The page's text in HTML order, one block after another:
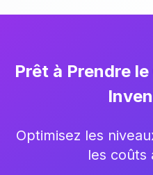
Prêt à Prendre
Optimisez les
les coûts